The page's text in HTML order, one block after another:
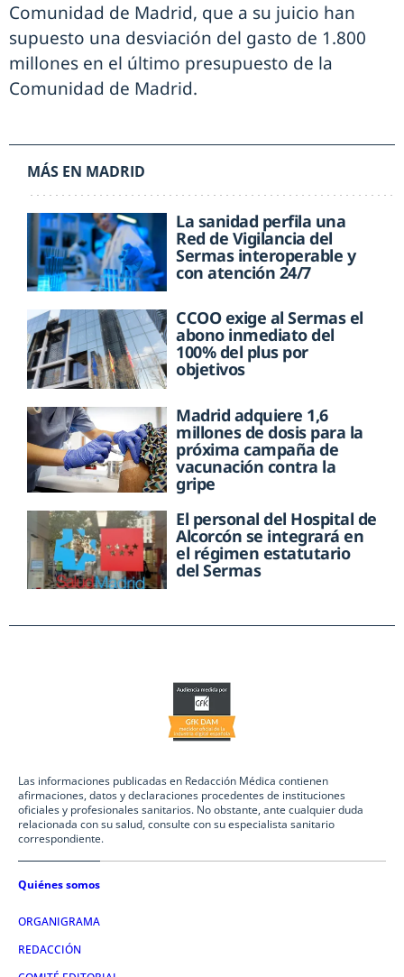
Comunidad de Madrid, que a su juicio han
supuesto una desviación del gasto de 1.800
millones en el último presupuesto de la
Comunidad de Madrid.
MÁS EN MADRID
La sanidad perfila una
Red de Vigilancia del
Sermas interoperable y
con atención 24/7
CCOO exige al Sermas el
abono inmediato del
100% del plus por
objetivos
Madrid adquiere 1,6
millones de dosis para la
próxima campaña de
vacunación contra la
gripe
El personal del Hospital de
Alcorcón se integrará en
el régimen estatutario
del Sermas
Las informaciones publicadas en Redacción Médica contienen
afirmaciones, datos y declaraciones procedentes de instituciones
oficiales y profesionales sanitarios. No obstante, ante cualquier duda
relacionada con su salud, consulte con su especialista sanitario
correspondiente.
Quiénes somos
ORGANIGRAMA
REDACCIÓN